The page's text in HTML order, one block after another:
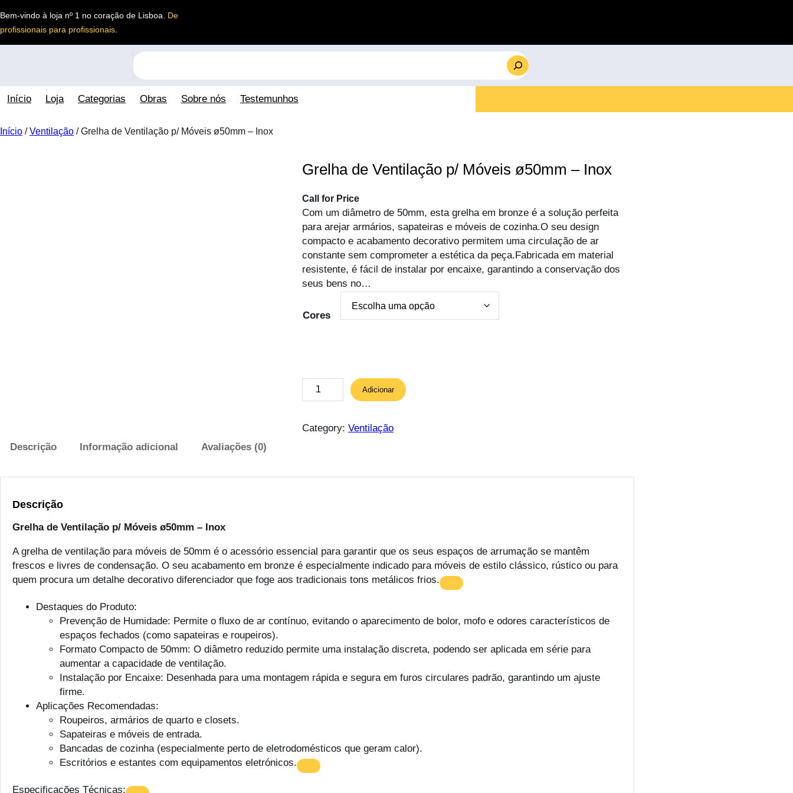
para
o
conteúdo
Bem-vindo à loja nº 1 no coração de Lisboa. De
profissionais para profissionais
S
e
a
h
Início Loja Categorias Obras Sobre nós Testemunhos
Início /Ventilação / Grelha de Ventilação p/ Móveis ø50mm – Inox
Grelha de Ventilação p/ Móveis ø50mm – Inox
Call for Price
Com um diâmetro de 50mm, esta grelha em bronze é a solução perfeita
para arejar armários, sapateiras e móveis de cozinha.O seu design
compacto e acabamento decorativo permitem uma circulação de ar
constante sem comprometer a estética da peça.Fabricada em material
resistente, é fácil de instalar por encaixe, garantindo a conservação dos
seus bens no…
Cores
u
n
G
r
e
a
e
e
a
Adicionar
Category: Ventilação
Descrição
Informação adicional Avaliações (0)
Descrição
Grelha de Ventilação p/ Móveis ø50mm – Inox
A grelha de ventilação para móveis de 50mm é o acessório essencial para garantir que os seus espaços de arrumação se mantêm
frescos e livres de condensação. O seu acabamento em bronze é especialmente indicado para móveis de estilo clássico, rústico ou para
quem procura um detalhe decorativo diferenciador que foge aos tradicionais tons metálicos frios.
Destaques do Produto:
Prevenção de Humidade: Permite o fluxo de ar contínuo, evitando o aparecimento de bolor, mofo e odores característicos de
espaços fechados (como sapateiras e roupeiros).
Formato Compacto de 50mm: O diâmetro reduzido permite uma instalação discreta, podendo ser aplicada em série para
aumentar a capacidade de ventilação.
Instalação por Encaixe: Desenhada para uma montagem rápida e segura em furos circulares padrão, garantindo um ajuste
firme.
Aplicações Recomendadas:
Roupeiros, armários de quarto e closets.
Sapateiras e móveis de entrada.
Bancadas de cozinha (especialmente perto de eletrodomésticos que geram calor).
Escritórios e estantes com equipamentos eletrónicos.
Especificações Técnicas: